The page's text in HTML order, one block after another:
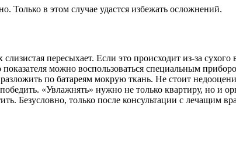
в этом случае удастся избежать осложнений.
пересыхает. Если это происходит из-за
можно воспользоваться специальным
по батареям мокрую ткань. Не стоит
«Увлажнять» нужно не только квартиру, но и
Безусловно, только после консультации с лечащим